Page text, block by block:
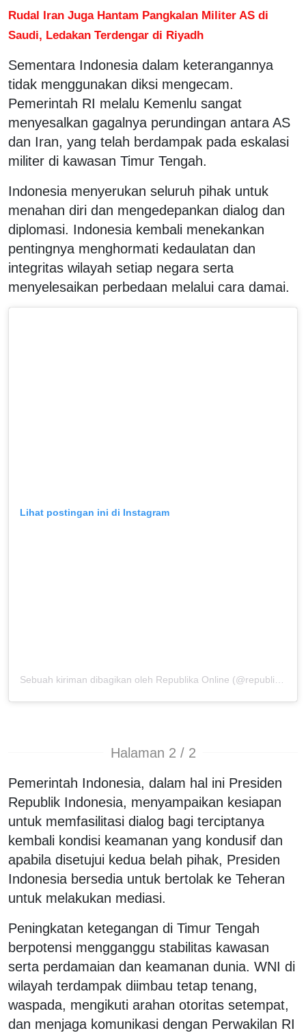
Rudal Iran Juga Hantam Pangkalan Militer AS di
Saudi, Ledakan Terdengar di Riyadh
Sementara Indonesia dalam keterangannya
tidak menggunakan diksi mengecam.
Pemerintah RI melalu Kemenlu sangat
menyesalkan gagalnya perundingan antara AS
dan Iran, yang telah berdampak pada eskalasi
militer di kawasan Timur Tengah.
Indonesia menyerukan seluruh pihak untuk
menahan diri dan mengedepankan dialog dan
diplomasi. Indonesia kembali menekankan
pentingnya menghormati kedaulatan dan
integritas wilayah setiap negara serta
menyelesaikan perbedaan melalui cara damai.
Lihat postingan ini di Instagram
Sebuah kiriman dibagikan oleh Republika Online (@republikaonline)
Halaman 2 / 2
Pemerintah Indonesia, dalam hal ini Presiden
Republik Indonesia, menyampaikan kesiapan
untuk memfasilitasi dialog bagi terciptanya
kembali kondisi keamanan yang kondusif dan
apabila disetujui kedua belah pihak, Presiden
Indonesia bersedia untuk bertolak ke Teheran
untuk melakukan mediasi.
Peningkatan ketegangan di Timur Tengah
berpotensi mengganggu stabilitas kawasan
serta perdamaian dan keamanan dunia. WNI di
wilayah terdampak diimbau tetap tenang,
waspada, mengikuti arahan otoritas setempat,
dan menjaga komunikasi dengan Perwakilan RI